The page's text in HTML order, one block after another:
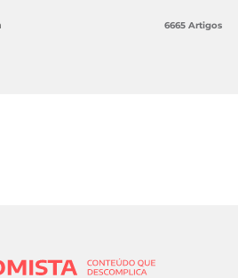
6665 Artigos